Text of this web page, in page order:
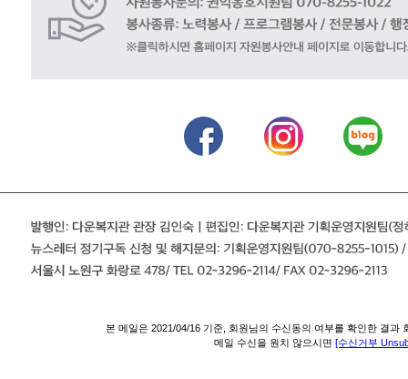
본 메일은 2021/04/16 기준, 회원님의 수신동의 여부를 확인한 결과
메일 수신을 원치 않으시면 [수신거부